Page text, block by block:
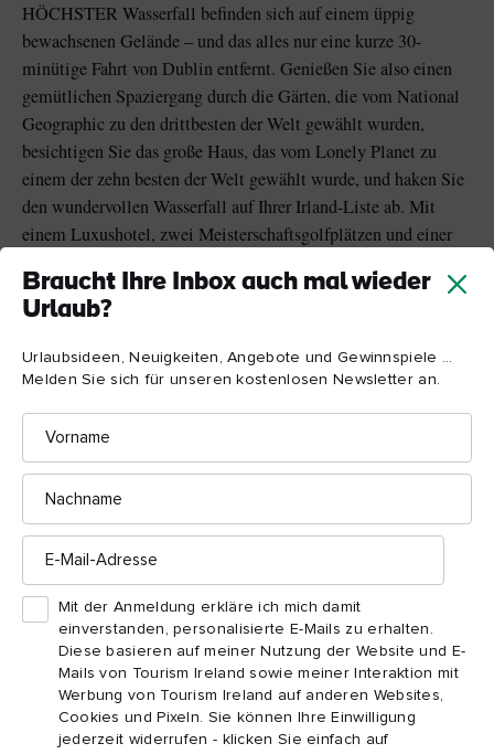
Braucht Ihre Inbox auch mal wieder
Urlaub?
Urlaubsideen, Neuigkeiten, Angebote und Gewinnspiele ...
Melden Sie sich für unseren kostenlosen Newsletter an.
Vorname
Nachname
E-
Mail-
Mit der Anmeldung erkläre ich mich damit
einverstanden, personalisierte E-Mails zu erhalten.
Diese basieren auf meiner Nutzung der Website und E-
Mails von Tourism Ireland sowie meiner Interaktion mit
Werbung von Tourism Ireland auf anderen Websites,
Cookies und Pixeln. Sie können Ihre Einwilligung
jederzeit widerrufen - klicken Sie einfach auf
HÖCHSTER Wasserfall befinden sich auf einem üppig
bewachsenen Gelände – und das alles nur eine kurze 30-
minütige Fahrt von Dublin entfernt. Genießen Sie also einen
gemütlichen Spaziergang durch die Gärten, die vom National
Geographic zu den drittbesten der Welt gewählt wurden,
besichtigen Sie das große Haus, das vom Lonely Planet zu
einem der zehn besten der Welt gewählt wurde, und haken Sie
den wundervollen Wasserfall auf Ihrer Irland-Liste ab. Mit
einem Luxushotel, zwei Meisterschaftsgolfplätzen und einer
Anwesen befindet, ist es leicht zu verstehen, warum
Powerscourt eine der meistbesuchten Attraktionen Irlands ist.
Giant's Causeway, Grafschaft Antrim